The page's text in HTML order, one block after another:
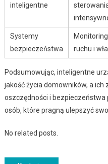
inteligentne
Systemy
bezpieczeństwa
ruchu i
Podsumowując, inteligentne
jakość życia domowników, a ich
oszczędności i
osób, które pragną ulepszyć
No related posts.